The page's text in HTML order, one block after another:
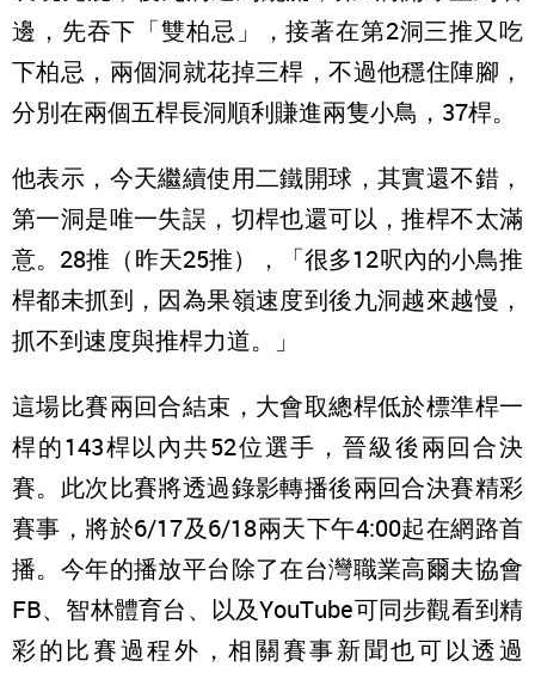
邊，先吞下「雙柏忌」，接著在第2洞三推又吃
下柏忌，兩個洞就花掉三桿，不過他穩住陣腳，
分別在兩個五桿長洞順利賺進兩隻小鳥，37桿。
他表示，今天繼續使用二鐵開球，其實還不錯，
第一洞是唯一失誤，切桿也還可以，推桿不太滿
意。28推（昨天25推），「很多12呎內的小鳥推
桿都未抓到，因為果嶺速度到後九洞越來越慢，
抓不到速度與推桿力道。」
這場比賽兩回合結束，大會取總桿低於標準桿一
桿的143桿以內共52位選手，晉級後兩回合決
賽。此次比賽將透過錄影轉播後兩回合決賽精彩
賽事，將於6/17及6/18兩天下午4:00起在網路首
播。今年的播放平台除了在台灣職業高爾夫協會
FB、智林體育台、以及YouTube可同步觀看到精
彩的比賽過程外，相關賽事新聞也可以透過